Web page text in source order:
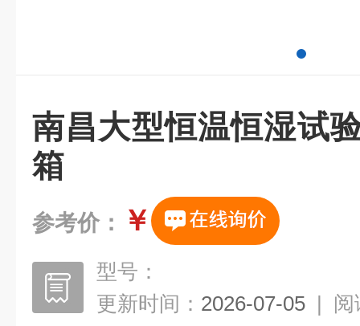
南昌大型恒温恒湿试
箱
参考价： ￥
型号：
更新时间： 2026-07-05 | 阅